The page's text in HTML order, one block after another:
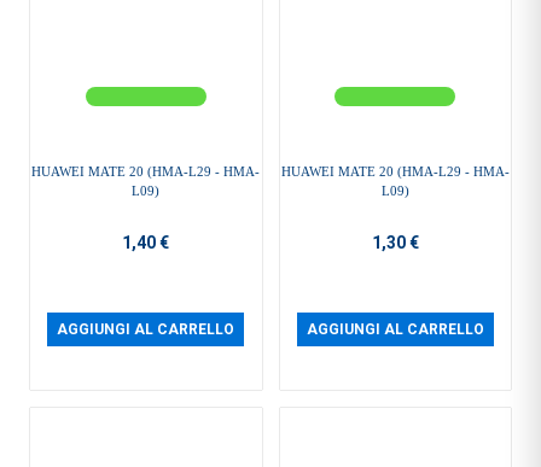
HUAWEI MATE 20 (HMA-L29 - HMA-
L09)
1,40 €
AGGIUNGI AL CARRELLO
HUAWEI MATE 20 (HMA-L29 - HMA-
L09)
1,30 €
AGGIUNGI AL CARRELLO